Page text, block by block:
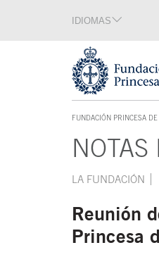
Tecla de acceso 1
IDIOMAS
FUNDACIÓN PRINCESA
TECLA DE ACCESO 1
Contenido principalNOTAS
LA FUNDACIÓN
Reunión
Princesa